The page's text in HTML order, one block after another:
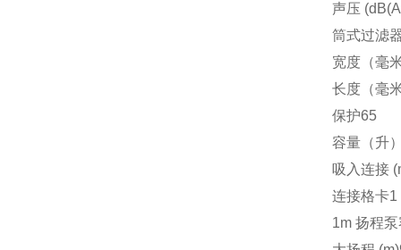
声压
筒式过滤
宽度（毫
长度（毫
保护65
容量（升
吸入连接
连接格卡1
1m 扬程泵